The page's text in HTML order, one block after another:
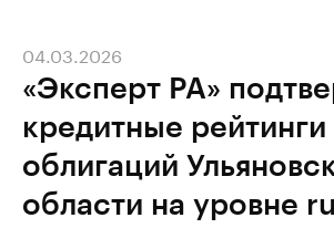
«Эксперт РА»
кредитные рейтинги
облигаций
области на уровне
04.03.2026